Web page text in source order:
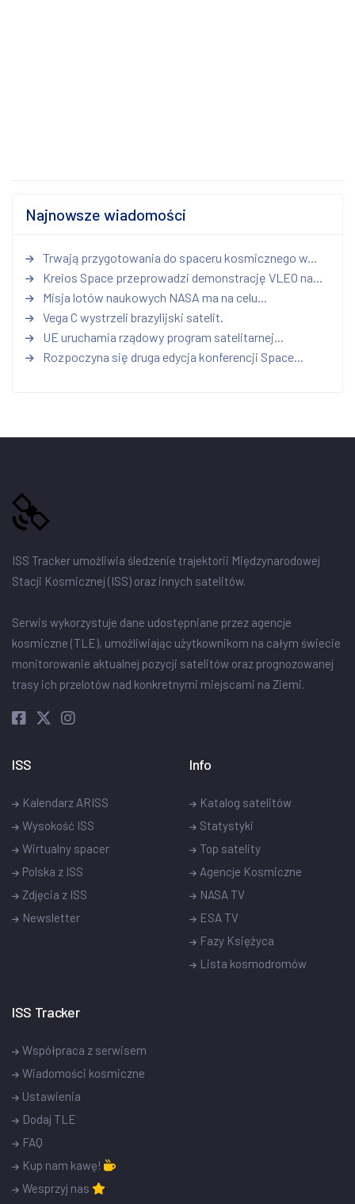
Najnowsze wiadomości
Trwają przygotowania do spaceru kosmicznego w...
Kreios Space przeprowadzi demonstrację VLEO na...
Misja lotów naukowych NASA ma na celu...
Vega C wystrzeli brazylijski satelit.
UE uruchamia rządowy program satelitarnej...
Rozpoczyna się druga edycja konferencji Space...
ISS Tracker umożliwia śledzenie trajektorii Międzynarodowej
Stacji Kosmicznej (ISS) oraz innych satelitów.
Serwis wykorzystuje dane udostępniane przez agencje
kosmiczne (TLE), umożliwiając użytkownikom na całym świecie
monitorowanie aktualnej pozycji satelitów oraz prognozowanej
trasy ich przelotów nad konkretnymi miejscami na Ziemi.
ISS
Kalendarz ARISS
Wysokość ISS
Wirtualny spacer
Polska z ISS
Zdjęcia z ISS
Newsletter
Info
Katalog satelitów
Statystyki
Top satelity
Agencje Kosmiczne
NASA TV
ESA TV
Fazy Księżyca
Lista kosmodromów
ISS Tracker
Współpraca z serwisem
Wiadomości kosmiczne
Ustawienia
Dodaj TLE
FAQ
Kup nam kawę!
Wesprzyj nas